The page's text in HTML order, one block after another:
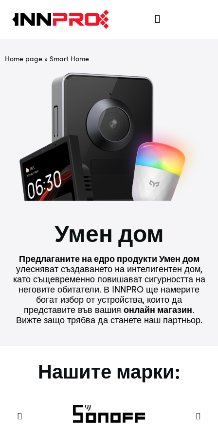
Home page » Smart Home
Умен дом
Предлаганите на едро продукти Умен дом
улесняват създаването на интелигентен дом,
като същевременно повишават сигурността на
неговите обитатели. В INNPRO ще намерите
богат избор от устройства, които да
представите във вашия онлайн магазин.
Вижте защо трябва да станете наш партньор.
Нашите марки: